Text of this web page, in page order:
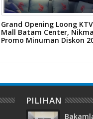
Grand Opening Loong
Mall Batam Center,
Promo Minuman Diskon
PILIHAN